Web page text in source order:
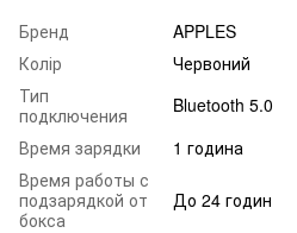
Бренд
APPLES
Колір
Червоний
Тип
подключения
Bluetooth 5.0
Время зарядки
1 година
Время работы с
подзарядкой от
бокса
До 24 годин